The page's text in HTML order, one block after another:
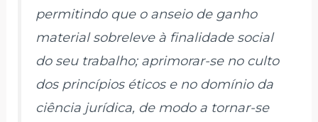
permitindo que o anseio de ganho
material sobreleve à finalidade social
do seu trabalho; aprimorar-se no culto
dos princípios éticos e no domínio da
ciência jurídica, de modo a tornar-se